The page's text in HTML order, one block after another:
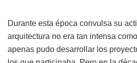
Durante esta época convulsa su
arquitectura no era tan intensa
apenas pudo desarrollar los